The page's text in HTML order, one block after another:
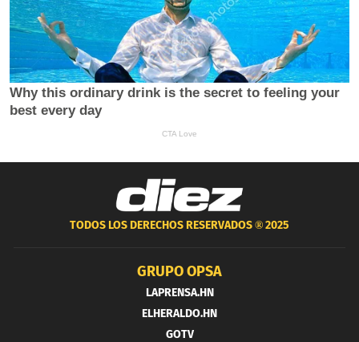
TODOS LOS DERECHOS RESERVADOS ®2025
GRUPO OPSA
LAPRENSA.HN
ELHERALDO.HN
GOTV